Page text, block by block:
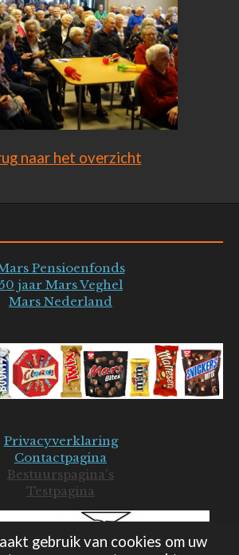
gebruik van cookies om uw
naar het overzicht
Pensioenfonds
jaar Mars Veghel
Mars Nederland
Privacyverklaring
Contactpagina
Bestuurspagina's
Testpagina